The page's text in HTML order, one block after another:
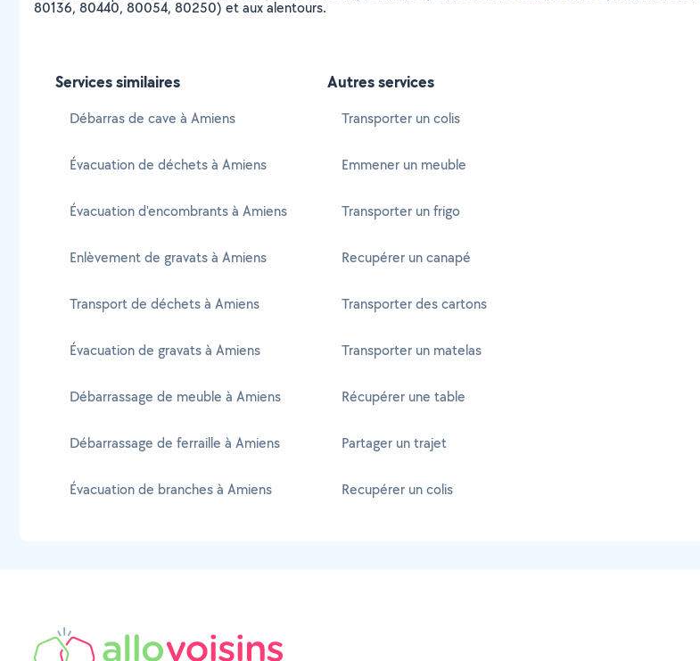
80136, 80440, 80054, 80250) et aux alentours.
Services similaires
Débarras de cave à Amiens
Évacuation de déchets à Amiens
Évacuation d'encombrants à Amiens
Enlèvement de gravats à Amiens
Transport de déchets à Amiens
Évacuation de gravats à Amiens
Débarrassage de meuble à Amiens
Débarrassage de ferraille à Amiens
Évacuation de branches à Amiens
Autres services
Transporter un colis
Emmener un meuble
Transporter un frigo
Recupérer un canapé
Transporter des cartons
Transporter un matelas
Récupérer une table
Partager un trajet
Recupérer un colis